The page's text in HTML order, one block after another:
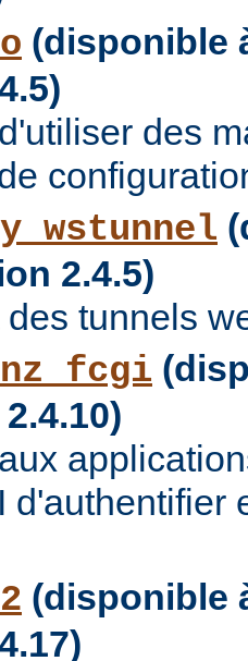
(disponible
des
2.4.5)
tunnels
d'authentifier
(disponible